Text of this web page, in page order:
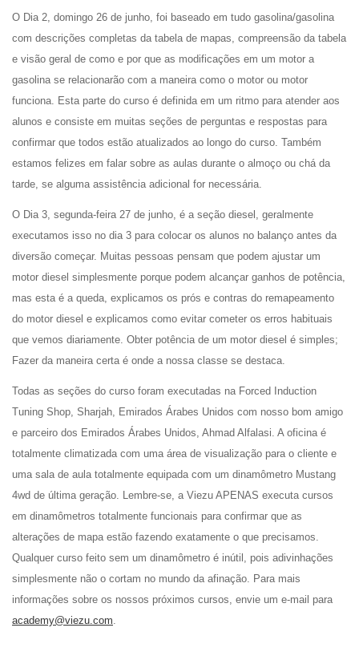
O Dia 2, domingo 26 de junho, foi baseado em tudo gasolina/gasolina
com descrições completas da tabela de mapas, compreensão da tabela
e visão geral de como e por que as modificações em um motor a
gasolina se relacionarão com a maneira como o motor ou motor
funciona. Esta parte do curso é definida em um ritmo para atender aos
alunos e consiste em muitas seções de perguntas e respostas para
confirmar que todos estão atualizados ao longo do curso. Também
estamos felizes em falar sobre as aulas durante o almoço ou chá da
tarde, se alguma assistência adicional for necessária.
O Dia 3, segunda-feira 27 de junho, é a seção diesel, geralmente
executamos isso no dia 3 para colocar os alunos no balanço antes da
diversão começar. Muitas pessoas pensam que podem ajustar um
motor diesel simplesmente porque podem alcançar ganhos de potência,
mas esta é a queda, explicamos os prós e contras do remapeamento
do motor diesel e explicamos como evitar cometer os erros habituais
que vemos diariamente. Obter potência de um motor diesel é simples;
Fazer da maneira certa é onde a nossa classe se destaca.
Todas as seções do curso foram executadas na Forced Induction
Tuning Shop, Sharjah, Emirados Árabes Unidos com nosso bom amigo
e parceiro dos Emirados Árabes Unidos, Ahmad Alfalasi. A oficina é
totalmente climatizada com uma área de visualização para o cliente e
uma sala de aula totalmente equipada com um dinamômetro Mustang
4wd de última geração. Lembre-se, a Viezu APENAS executa cursos
em dinamômetros totalmente funcionais para confirmar que as
alterações de mapa estão fazendo exatamente o que precisamos.
Qualquer curso feito sem um dinamômetro é inútil, pois adivinhações
simplesmente não o cortam no mundo da afinação. Para mais
informações sobre os nossos próximos cursos, envie um e-mail para
academy@viezu.com.